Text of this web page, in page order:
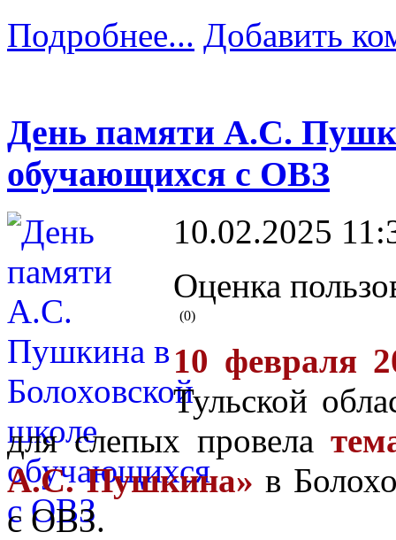
Подробнее... Добавить
День памяти А.С.
обучающихся с ОВЗ
10.02.2025
Оценка
(0)
10 февраля
Тульской
для слепых провела
А.С. Пушкина» в
с ОВЗ.